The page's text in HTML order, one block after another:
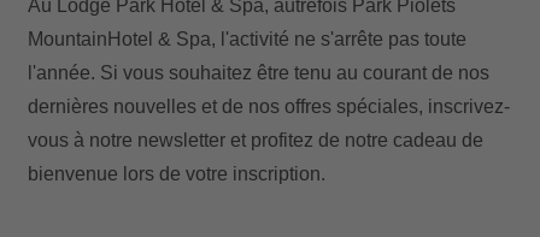
Au Lodge Park Hotel & Spa, autrefois Park Piolets
MountainHotel & Spa, l'activité ne s'arrête pas toute
l'année. Si vous souhaitez être tenu au courant de nos
dernières nouvelles et de nos offres spéciales, inscrivez-
vous à notre newsletter et profitez de notre cadeau de
bienvenue lors de votre inscription.